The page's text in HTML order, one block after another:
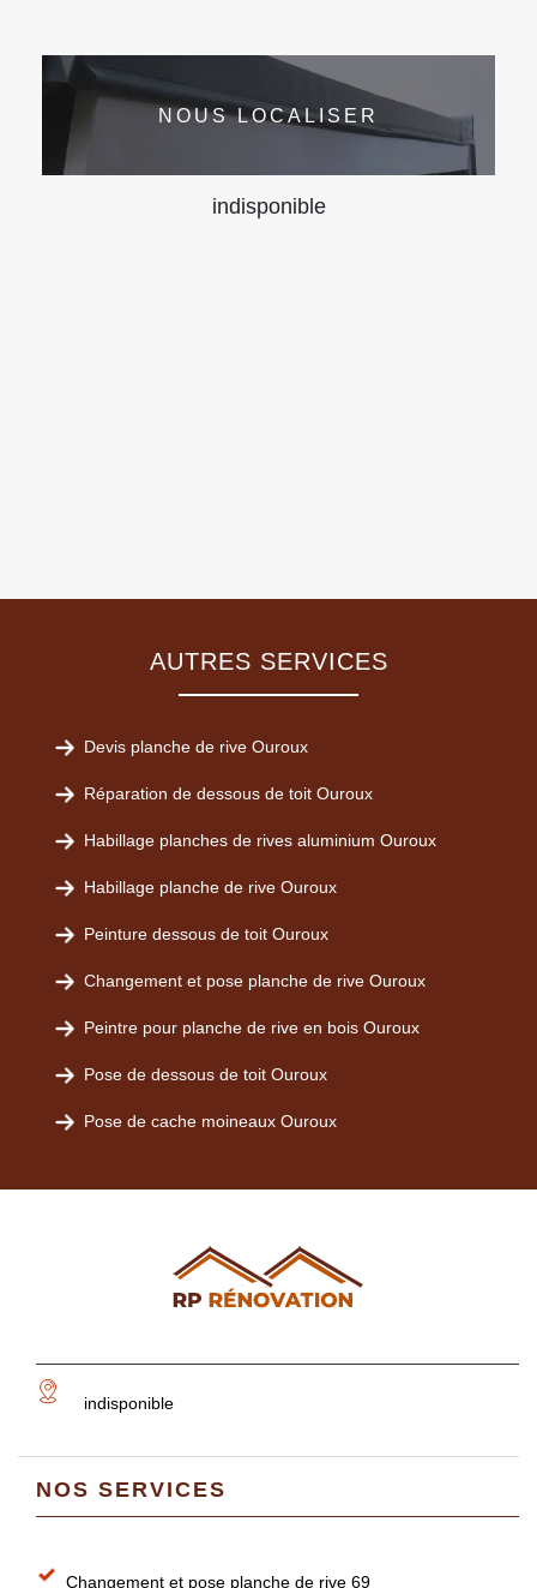
NOUS LOCALISER
indisponible
AUTRES SERVICES
Devis planche de rive Ouroux
Réparation de dessous de toit Ouroux
Habillage planches de rives aluminium Ouroux
Habillage planche de rive Ouroux
Peinture dessous de toit Ouroux
Changement et pose planche de rive Ouroux
Peintre pour planche de rive en bois Ouroux
Pose de dessous de toit Ouroux
Pose de cache moineaux Ouroux
indisponible
NOS SERVICES
Changement et pose planche de rive 69